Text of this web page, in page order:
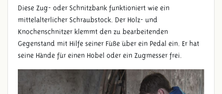
ZUGBANK
Diese Zug- oder Schnitzbank funktioniert wie ein
mittelalterlicher Schraubstock. Der Holz- und
Knochenschnitzer klemmt den zu bearbeitenden
Gegenstand mit Hilfe seiner Füße über ein Pedal ein. Er hat
seine Hände für einen Hobel oder ein Zugmesser frei.